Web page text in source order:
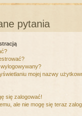
pytania
mojej nazwy
się zalogować!
ale nie mogę się teraz